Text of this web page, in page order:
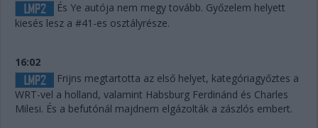
És Ye autója nem megy tovább. Győzelem helyett
kiesés lesz a #41-es osztályrésze.
16:02
Frijns megtartotta az első helyet, kategóriagyőztes a
WRT-vel a holland, valamint Habsburg Ferdinánd és Charles
Milesi. És a befutónál majdnem elgázolták a zászlós embert.